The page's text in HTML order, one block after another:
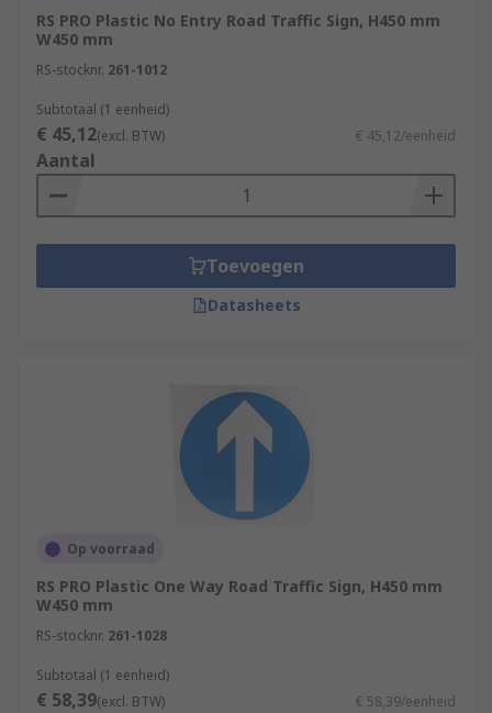
RS PRO Plastic No Entry Road Traffic Sign, H450 mm
W450 mm
RS-stocknr. 261-1012
Subtotaal (1 eenheid)
€ 45,12(excl. BTW) € 45,12/eenheid
Aantal
Toevoegen
Datasheets
Op voorraad
RS PRO Plastic One Way Road Traffic Sign, H450 mm
W450 mm
RS-stocknr. 261-1028
Subtotaal (1 eenheid)
€ 58,39(excl. BTW) € 58,39/eenheid